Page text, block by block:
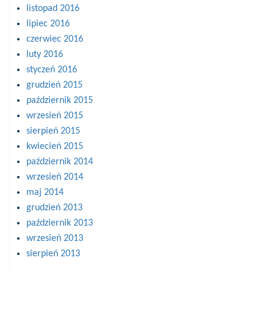
listopad 2016
lipiec 2016
czerwiec 2016
luty 2016
styczeń 2016
grudzień 2015
październik 2015
wrzesień 2015
sierpień 2015
kwiecień 2015
październik 2014
wrzesień 2014
maj 2014
grudzień 2013
październik 2013
wrzesień 2013
sierpień 2013